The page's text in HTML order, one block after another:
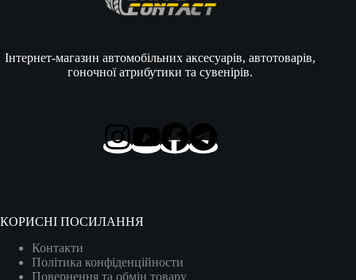
Інтернет-магазин автомобільних аксесуарів, автотоварів,
гоночної атрибутики та сувенірів.
КОРИСНІ ПОСИЛАННЯ
Контакти
Політика конфіденційности
Повернення та обмін товару